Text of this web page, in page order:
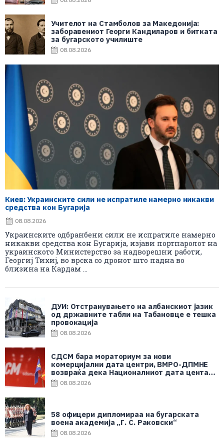
Учителот на Стамболов за Македонија:
заборавениот Георги Кандиларов и битката
за бугарското училиште
08.08.2026
Киев: Украинските сили не испратиле намерно никакви
средства кон Бугарија
08.08.2026
Украинските одбранбени сили не испратиле намерно
никакви средства кон Бугарија, изјави портпаролот на
украинското Министерство за надворешни работи,
Георгиј Тихиј, во врска со дронот што падна во
близина на Кардам ...
ДУИ: Отстранувањето на албанскиот јазик
од државните табли на Табановце е тешка
провокација
08.08.2026
СДСМ бара мораториум за нови
комерцијални дата центри, ВМРО-ДПМНЕ
возвраќа дека Националниот дата центар
е во корист на граѓаните
08.08.2026
58 офицери дипломираа на бугарската
воена академија „Г. С. Раковски“
08.08.2026